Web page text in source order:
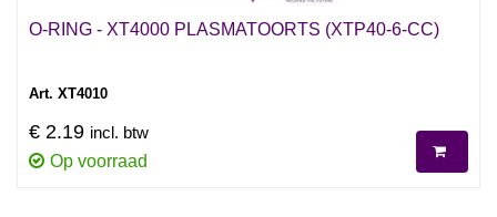
O-RING - XT4000 PLASMATOORTS (XTP40-6-CC)
Art. XT4010
€ 2.19 incl. btw
Op voorraad